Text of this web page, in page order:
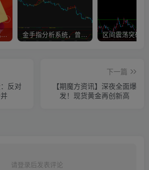
期魔方会员权益对比，总有一项适合您！ 金手指分析系统，曾经市场价39800
反对
下一篇
【期魔方资讯】深夜全面爆
发！现货黄金再创新高
请登录后发表评论